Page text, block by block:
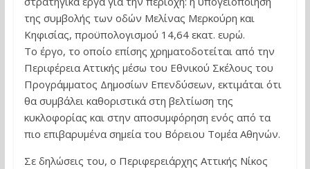
της συμβολής των οδών Μελίνας Μερκούρη και
Κηφισίας, προϋπολογισμού 14,64 εκατ. ευρώ.
Το έργο, το οποίο επίσης χρηματοδοτείται από την
Περιφέρεια Αττικής μέσω του Εθνικού Σκέλους του
Προγράμματος Δημοσίων Επενδύσεων, εκτιμάται ότι
θα συμβάλει καθοριστικά στη βελτίωση της
κυκλοφορίας και στην αποσυμφόρηση ενός από τα
πιο επιβαρυμένα σημεία του Βόρειου Τομέα Αθηνών.
Σε δηλώσεις του, ο Περιφερειάρχης Αττικής Νίκος